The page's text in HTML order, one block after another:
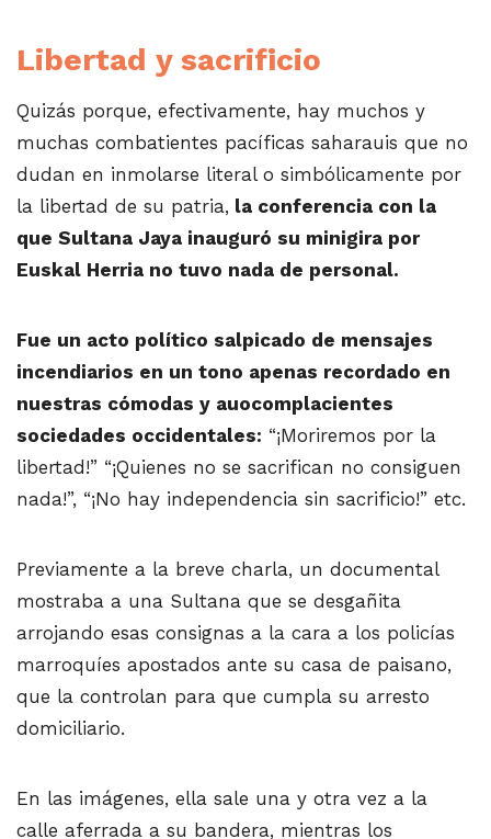
Libertad y sacrificio
Quizás porque, efectivamente, hay muchos y
muchas combatientes pacíficas saharauis que no
dudan en inmolarse literal o simbólicamente por
la libertad de su patria, la conferencia con la
que Sultana Jaya inauguró su minigira por
Euskal Herria no tuvo nada de personal.
Fue un acto político salpicado de mensajes
incendiarios en un tono apenas recordado en
nuestras cómodas y auocomplacientes
sociedades occidentales: “¡Moriremos por la
libertad!” “¡Quienes no se sacrifican no consiguen
nada!”, “¡No hay independencia sin sacrificio!” etc.
Previamente a la breve charla, un documental
mostraba a una Sultana que se desgañita
arrojando esas consignas a la cara a los policías
marroquíes apostados ante su casa de paisano,
que la controlan para que cumpla su arresto
domiciliario.
En las imágenes, ella sale una y otra vez a la
calle aferrada a su bandera, mientras los